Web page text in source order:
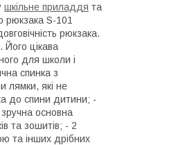
шкільне приладдя та
рюкзака S-101
рюкзака.
цікава
для школи і
спинка з
лямки, які не
до спини дитини; -
основна
та зошитів; - 2
та інших дрібних